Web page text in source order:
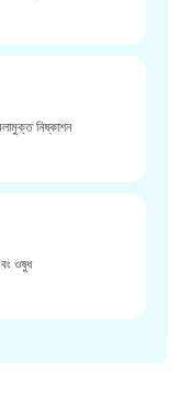
নিষ্কাশন
ওষুধ